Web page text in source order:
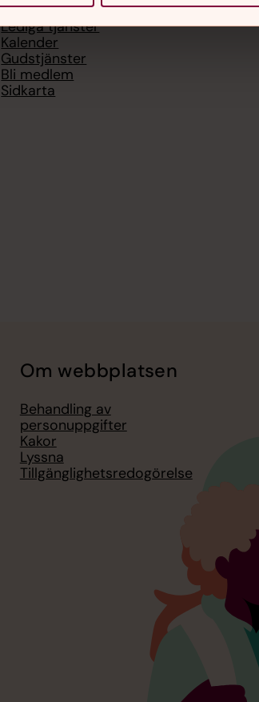
Kontakta oss
Lediga tjänster
Kalender
Gudstjänster
Bli medlem
Sidkarta
Om webbplatsen
Behandling av
personuppgifter
Kakor
Lyssna
Tillgänglighetsredogörelse